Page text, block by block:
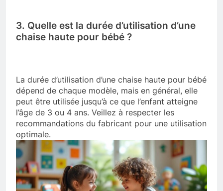
3. Quelle est la durée d’utilisation d’une
chaise haute pour bébé ?
La durée d’utilisation d’une chaise haute pour bébé
dépend de chaque modèle, mais en général, elle
peut être utilisée jusqu’à ce que l’enfant atteigne
l’âge de 3 ou 4 ans. Veillez à respecter les
recommandations du fabricant pour une utilisation
optimale.